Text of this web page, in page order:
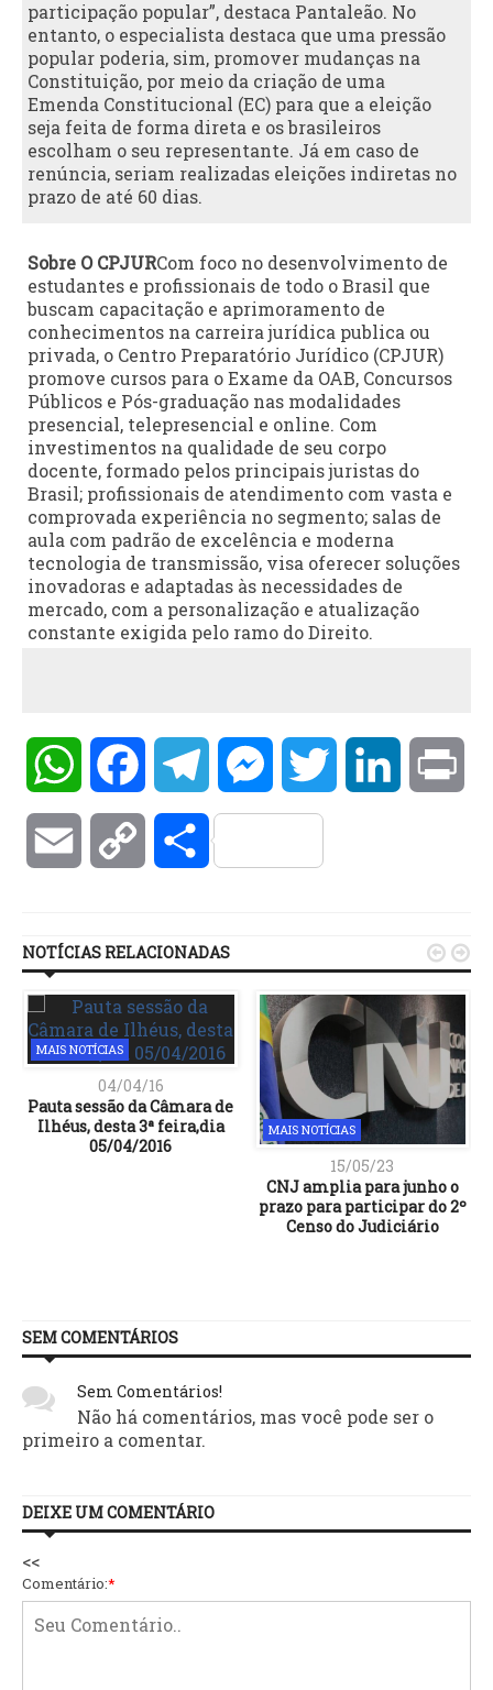
participação popular”, destaca Pantaleão. No
entanto, o especialista destaca que uma pressão
popular poderia, sim, promover mudanças na
Constituição, por meio da criação de uma
Emenda Constitucional (EC) para que a eleição
seja feita de forma direta e os brasileiros
escolham o seu representante. Já em caso de
renúncia, seriam realizadas eleições indiretas no
prazo de até 60 dias.
Sobre O CPJURCom foco no desenvolvimento de
estudantes e profissionais de todo o Brasil que
buscam capacitação e aprimoramento de
conhecimentos na carreira jurídica publica ou
privada, o Centro Preparatório Jurídico (CPJUR)
promove cursos para o Exame da OAB, Concursos
Públicos e Pós-graduação nas modalidades
presencial, telepresencial e online. Com
investimentos na qualidade de seu corpo
docente, formado pelos principais juristas do
Brasil; profissionais de atendimento com vasta e
comprovada experiência no segmento; salas de
aula com padrão de excelência e moderna
tecnologia de transmissão, visa oferecer soluções
inovadoras e adaptadas às necessidades de
mercado, com a personalização e atualização
constante exigida pelo ramo do Direito.
WhatsAppFacebookTelegramMessengerTwitter LinkedIn
Email Copy Compartilhar
NOTÍCIAS RELACIONADAS
MAIS NOTÍCIAS
04/04/16
Pauta sessão da Câmara de
Ilhéus, desta 3ª feira,dia
05/04/2016
MAIS NOTÍCIAS
15/05/23
CNJ amplia para junho o
prazo para participar do 2º
Censo do Judiciário
 
SEM COMENTÁRIOS
Sem Comentários!
Não há comentários, mas você pode ser o
primeiro a comentar.
DEIXE UM COMENTÁRIO
<<
Comentário:*